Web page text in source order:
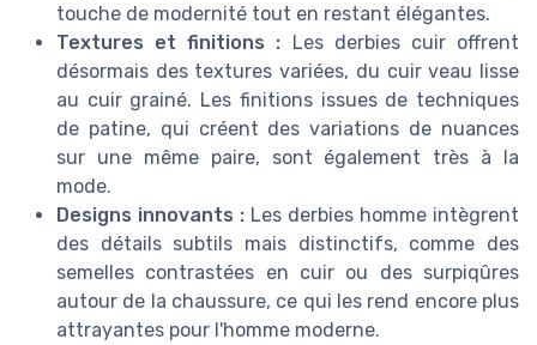
touche de modernité tout en restant élégantes.
Textures et finitions : Les derbies cuir offrent
désormais des textures variées, du cuir veau lisse
au cuir grainé. Les finitions issues de techniques
de patine, qui créent des variations de nuances
sur une même paire, sont également très à la
mode.
Designs innovants : Les derbies homme intègrent
des détails subtils mais distinctifs, comme des
semelles contrastées en cuir ou des surpiqûres
autour de la chaussure, ce qui les rend encore plus
attrayantes pour l'homme moderne.